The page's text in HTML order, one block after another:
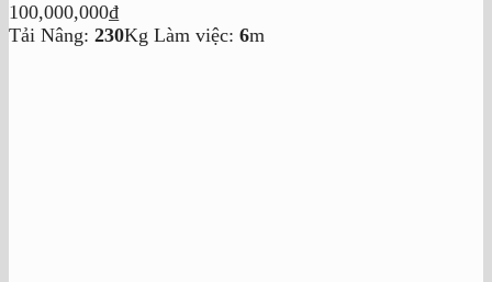
100,000,000₫
Tải Nâng: 230Kg Làm việc: 6m